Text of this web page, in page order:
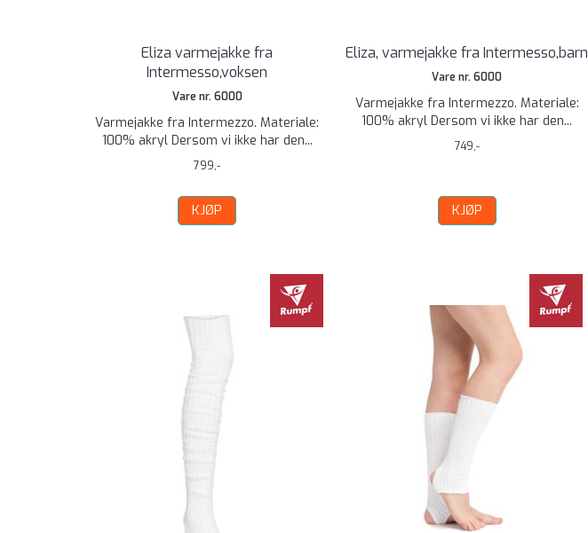
Eliza varmejakke fra
Intermesso,voksen
Vare nr. 6000
Varmejakke fra Intermezzo. Materiale:
100% akryl Dersom vi ikke har den...
799,-
KJØP
Eliza, varmejakke fra Intermesso,barn
Vare nr. 6000
Varmejakke fra Intermezzo. Materiale:
100% akryl Dersom vi ikke har den...
749,-
KJØP